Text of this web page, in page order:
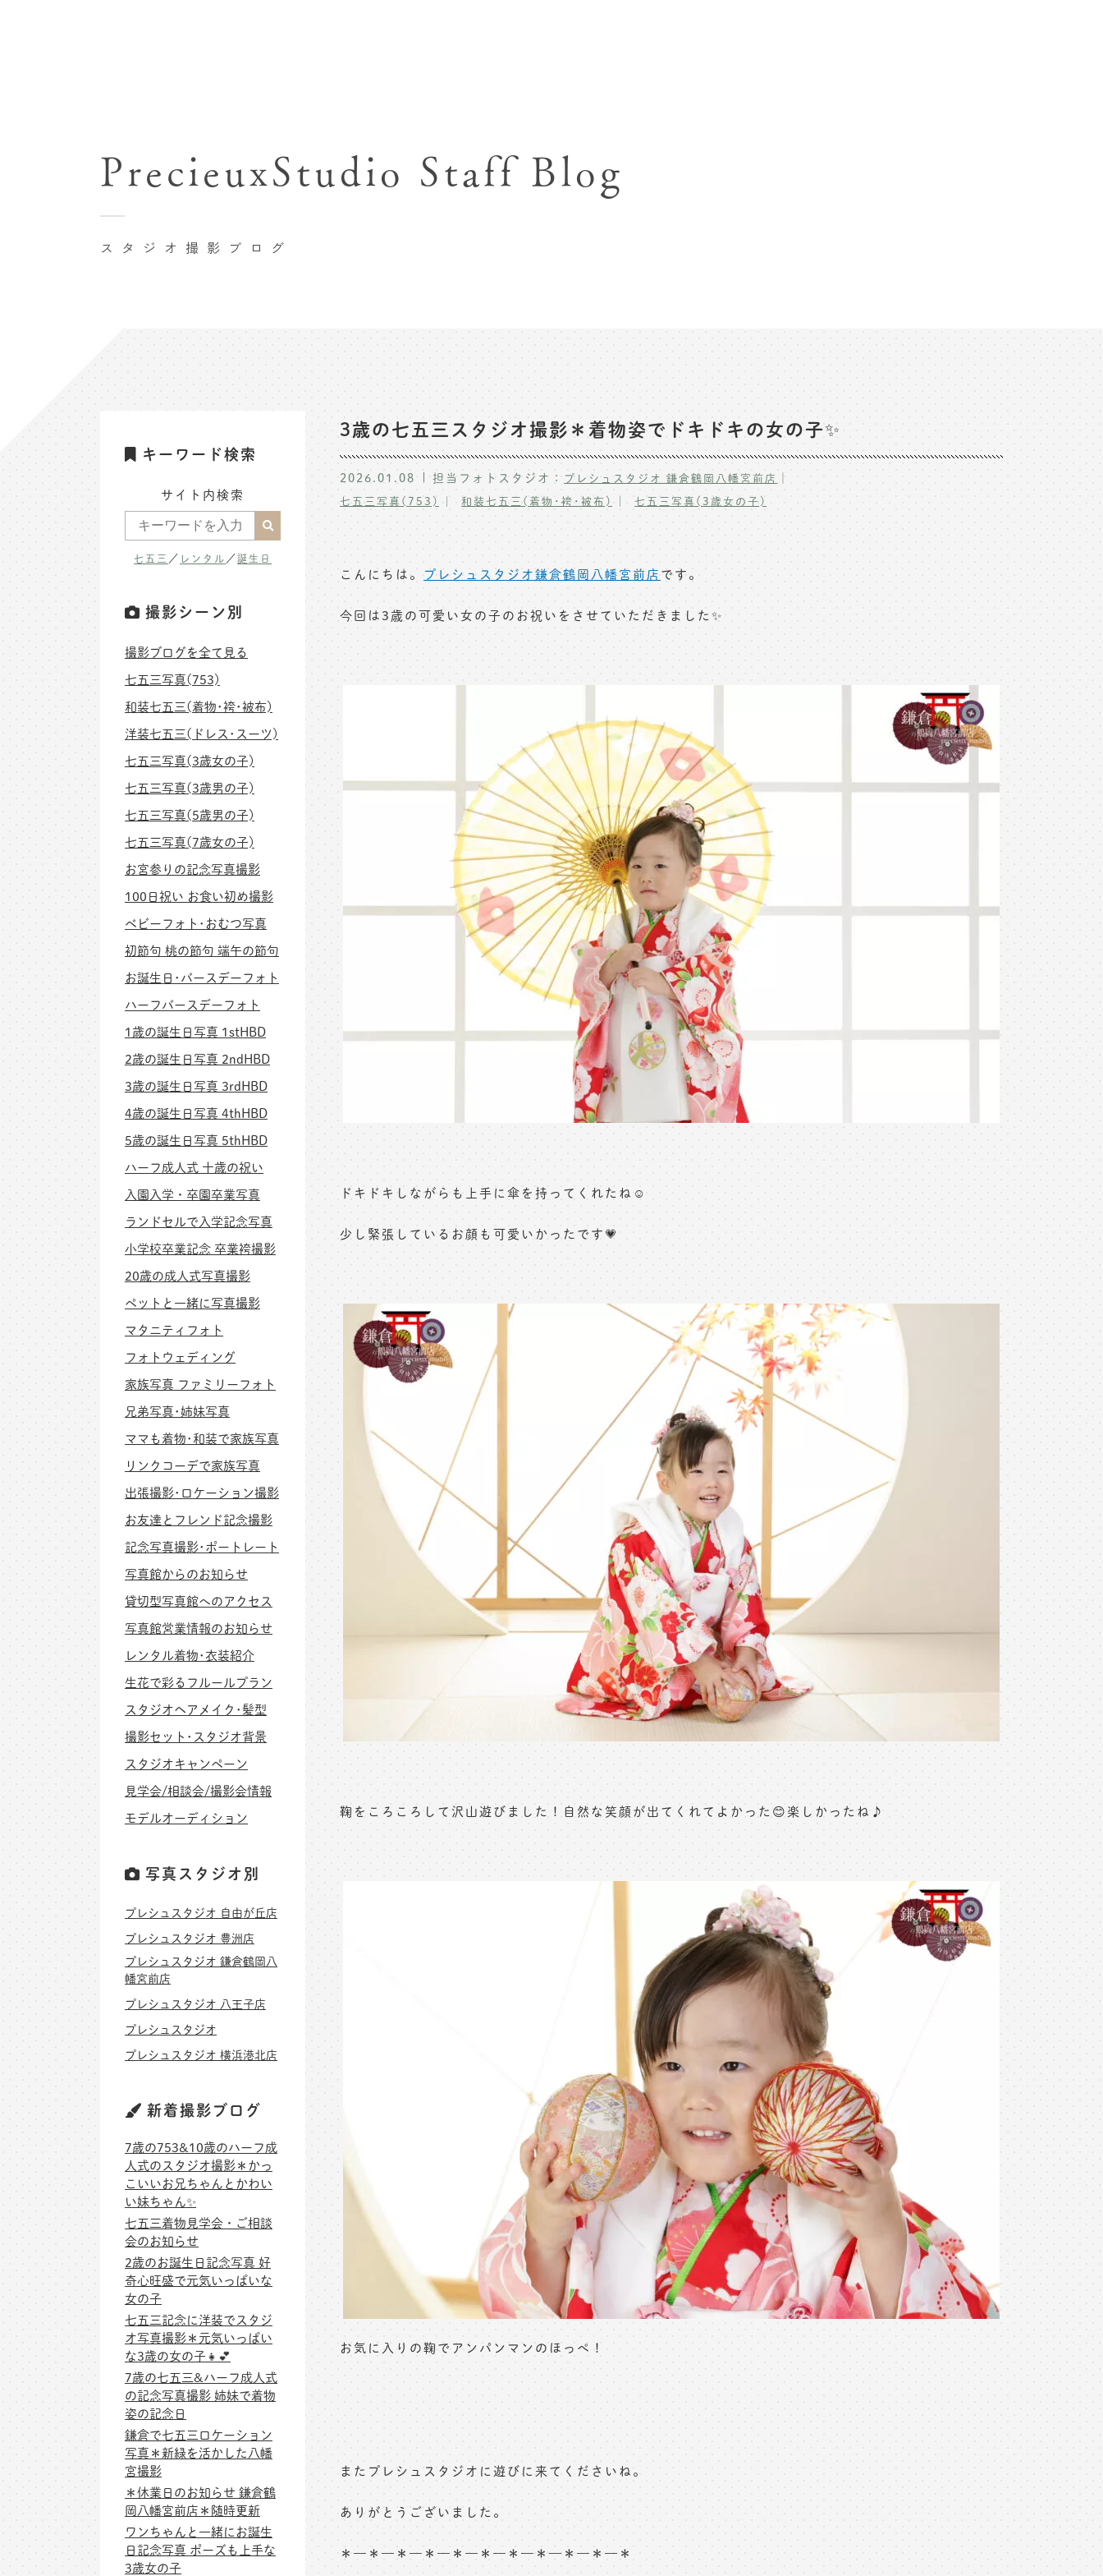
卒業袴･卒業写真撮影
入園入学･卒園卒業記念撮影
ハーフ成人式･10歳の祝い記念撮影
マタニティフォト撮影
自由が丘店
八王子店
横浜港北店 et Fleur
スタジオ撮影ブログ
PrecieuxStudio Staff Blog
3歳の七五三スタジオ撮影＊着物姿でドキドキの女の子✨
2026.01.08 担当フォトスタジオ： プレシュスタジオ 鎌倉鶴岡八幡宮前店 ｜
七五三写真(753) 和装七五三(着物･袴･被布) 七五三写真(3歳女の子)
こんにちは。 プレシュスタジオ鎌倉鶴岡八幡宮前店です。
今回は3歳の可愛い女の子のお祝いをさせていただきました✨
ドキドキしながらも上手に傘を持ってくれたね☺️
少し緊張しているお顔も可愛いかったです💗
鞠をころころして沢山遊びました！自然な笑顔が出てくれてよかった😊楽しかったね♪
お気に入りの鞠でアンパンマンのほっぺ！
またプレシュスタジオに遊びに来てくださいね。
ありがとうございました。
＊—＊—＊—＊—＊—＊—＊—＊—＊—＊—＊
キーワード検索
サイト内検索
七五三 ／ レンタル ／誕生日
撮影シーン別
撮影ブログを全て見る
七五三写真(753)
和装七五三(着物･袴･被布)
洋装七五三(ドレス･スーツ)
七五三写真(3歳女の子)
七五三写真(3歳男の子)
七五三写真(5歳男の子)
七五三写真(7歳女の子)
お宮参りの記念写真撮影
100日祝い お食い初め撮影
ベビーフォト･おむつ写真
初節句 桃の節句 端午の節句
お誕生日･バースデーフォト
ハーフバースデーフォト
1歳の誕生日写真 1stHBD
2歳の誕生日写真 2ndHBD
3歳の誕生日写真 3rdHBD
4歳の誕生日写真 4thHBD
5歳の誕生日写真 5thHBD
ハーフ成人式 十歳の祝い
入園入学・卒園卒業写真
ランドセルで入学記念写真
小学校卒業記念 卒業袴撮影
20歳の成人式写真撮影
ペットと一緒に写真撮影
マタニティフォト
フォトウェディング
家族写真 ファミリーフォト
兄弟写真･姉妹写真
ママも着物･和装で家族写真
リンクコーデで家族写真
出張撮影･ロケーション撮影
お友達とフレンド記念撮影
記念写真撮影･ポートレート
写真館からのお知らせ
貸切型写真館へのアクセス
写真館営業情報のお知らせ
レンタル着物･衣装紹介
生花で彩るフルールプラン
スタジオヘアメイク･髪型
撮影セット･スタジオ背景
スタジオキャンペーン
見学会/相談会/撮影会情報
モデルオーディション
写真スタジオ別
プレシュスタジオ 自由が丘店
プレシュスタジオ 豊洲店
プレシュスタジオ 鎌倉鶴岡八
幡宮前店
プレシュスタジオ 八王子店
プレシュスタジオ
プレシュスタジオ 横浜港北店
新着撮影ブログ
7歳の753&10歳のハーフ成
人式のスタジオ撮影＊かっ
こいいお兄ちゃんとかわい
い妹ちゃん✨
七五三着物見学会・ご相談
会のお知らせ
2歳のお誕生日記念写真 好
奇心旺盛で元気いっぱいな
女の子
七五三記念に洋装でスタジ
オ写真撮影＊元気いっぱい
な3歳の女の子👧💕
7歳の七五三&ハーフ成人式
の記念写真撮影 姉妹で着物
姿の記念日
鎌倉で七五三ロケーション
写真＊新緑を活かした八幡
宮撮影
＊休業日のお知らせ 鎌倉鶴
岡八幡宮前店＊随時更新
ワンちゃんと一緒にお誕生
日記念写真 ポーズも上手な
3歳女の子